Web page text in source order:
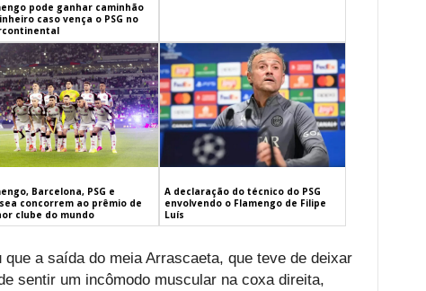
pode ganhar caminhão
caso vença o PSG no
Barcelona, PSG e
concorrem ao prêmio de
clube do mundo
A declaração do técnico do PSG
envolvendo o Flamengo de Filipe
Luís
a saída do meia Arrascaeta, que teve de deixar
sentir um incômodo muscular na coxa direita,